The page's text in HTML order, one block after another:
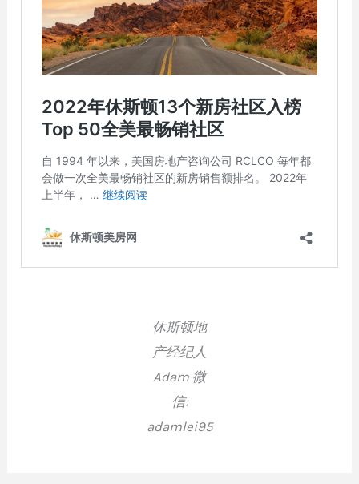
休斯顿地
产经纪人
Adam 微
信:
adamlei95